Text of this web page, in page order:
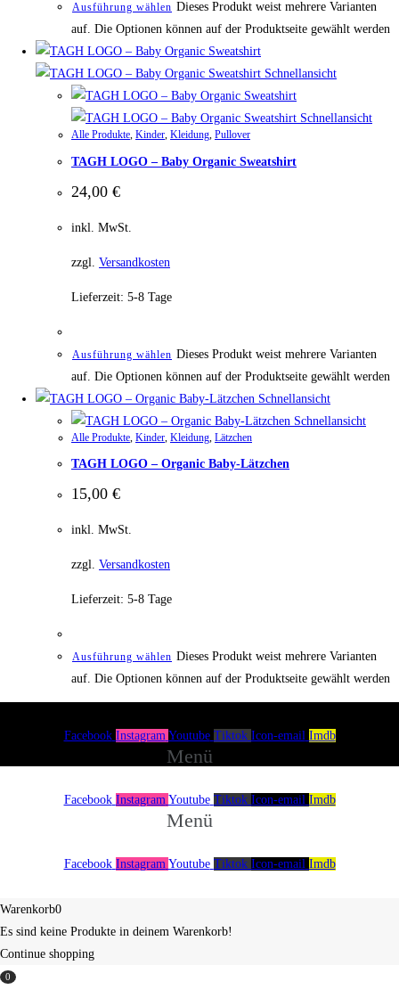
Ausführung wählen Dieses Produkt weist mehrere Varianten
auf. Die Optionen können auf der Produktseite gewählt werden
Schnellansicht
Schnellansicht
Alle Produkte, Kinder, Kleidung, Pullover
TAGH LOGO – Baby Organic Sweatshirt
24,00 €
inkl. MwSt.
zzgl. Versandkosten
Lieferzeit: 5-8 Tage
Ausführung wählen Dieses Produkt weist mehrere Varianten
auf. Die Optionen können auf der Produktseite gewählt werden
Schnellansicht
Schnellansicht
Alle Produkte Kinder Kleidung Lätzchen
TAGH LOGO – Organic Baby-Lätzchen
15,00 €
inkl. MwSt.
zzgl. Versandkosten
Lieferzeit: 5-8 Tage
Ausführung wählen Dieses Produkt weist mehrere Varianten
auf. Die Optionen können auf der Produktseite gewählt werden
Facebook Instagram Youtube Tiktok Icon-email Imdb
Menü
Facebook Instagram Youtube Tiktok Icon-email Imdb
Menü
Facebook Instagram Youtube Tiktok Icon-email Imdb
Warenkorb0
Es sind keine Produkte in deinem Warenkorb!
Continue shopping
0